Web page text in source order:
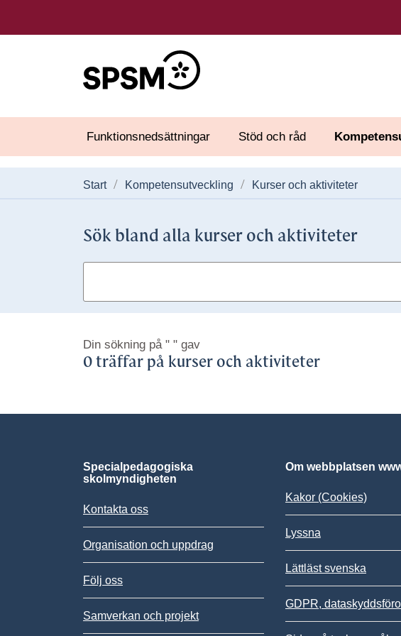
Funktionsnedsättningar Stöd och råd
Start Kompetensutveckling Kurser och aktiviteter
Sök bland alla kurser och aktiviteter
Din sökning på " " gav
0 träffar på kurser och aktiviteter
Specialpedagogiska
skolmyndigheten
Kontakta oss
Organisation och uppdrag
Följ oss
Samverkan och projekt
Om webbplatsen
Kakor (Cookies)
Lyssna
Lättläst svenska
GDPR,